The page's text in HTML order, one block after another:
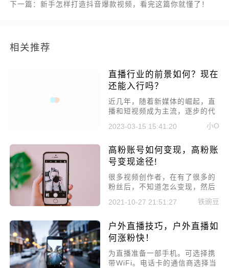
下一篇：新手怎样打造抖音爆款视频，看完这篇你就懂了！
相关推荐
直播行业的前景如何？现在
还能入行吗？
近几年，随着新媒体的崛起，直
播和短视频成为主流，逐步的代
替传统媒体的传播。而直播更是
发展迅速，各种领域下争先发
主播等等，越来越多的平台吸粉
领域，那么在发展多年过后，直
行吗?下面来详细说一说。
2023-03-15 15:41:20 小O
高粉账号如何变现，高粉账
号变现途径!
很多视频创作者，在有了很多的
粉丝后，不知道怎么变现，然后
又没有商家联系自己，今天小编
就来给大家讲讲高粉账号如何变
2021-10-27 21:51:27 铁豌豆
户外直播技巧，户外直播如
何涨粉快！
为直播准备一部手机。可选择携
带WiFi。电话卡的通信商选择当